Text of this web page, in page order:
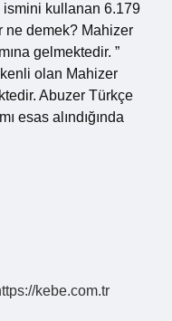
ismini kullanan 6.179
ne demek? Mahizer
gelmektedir. ”
olan Mahizer
Abuzer Türkçe
esas alındığında
kebe.com.tr